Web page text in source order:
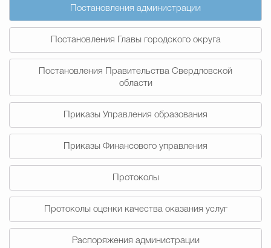
Муниципальные
Счётная палата Городского
Гостям Городского
Постановления администрации
Постановления Главы городского округа
Постановления Правительства Свердловской
области
Приказы Управления образования
Приказы Финансового управления
Протоколы
Протоколы оценки качества оказания услуг
Распоряжения администрации